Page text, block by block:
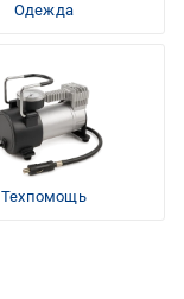
Одежда
Техпомощь